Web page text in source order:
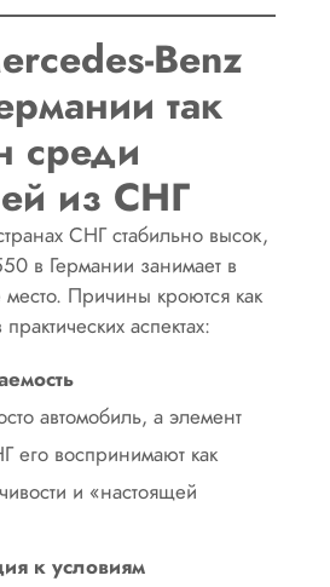
Benz
так
среди
из СНГ
СНГ стабильно высок,
в Германии занимает в
Причины кроются как
аспектах:
автомобиль, а элемент
его воспринимают как
и «настоящей
к условиям